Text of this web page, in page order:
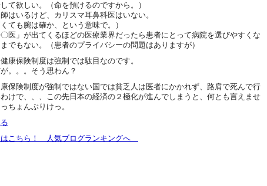
て欲しい。（命を預けるのですから。）
はいるけど、カリスマ耳鼻科医はいない。
くても腕は確か、という意味で。）
〇医」が出てくるほどの医療業界だったら患者にとって病院を選びやすくな
でもない。（患者のプライバシーの問題はありますが）
康保険制度は強制では駄目なのです。
。。。そう思わん？
保険制度が強制ではない国では貧乏人は医者にかかれず、路肩で死んで行
けで、、、この先日本の経済の２極化が進んでしまうと、何とも言えませ
ちょんぶりけっ。
はこちら！ 人気ブログランキングへ